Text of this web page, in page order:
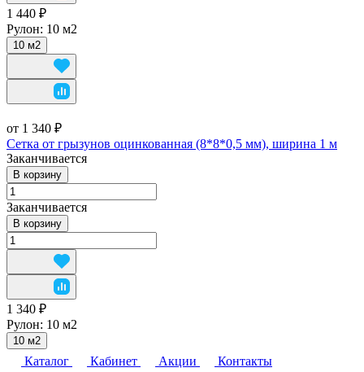
1 440 ₽
Рулон: 10 м2
10 м2
от 1 340 ₽
Сетка от грызунов оцинкованная (8*8*0,5 мм), ширина 1 м
Заканчивается
В корзину
Заканчивается
В корзину
1 340 ₽
Рулон: 10 м2
10 м2
Каталог Кабинет Акции Контакты